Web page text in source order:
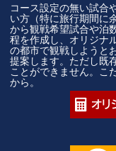
コース設定の無い試合
い方（特に旅行期間に
から観戦希望試合や泊
程を作成し、オリジナ
の都市で観戦しようと
提案します。ただし既
ことができません。こ
から。